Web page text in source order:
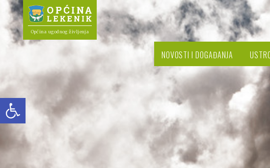
Open toolbar
Općina ugodnog življenja
NOVOSTI I DOGAĐANJA